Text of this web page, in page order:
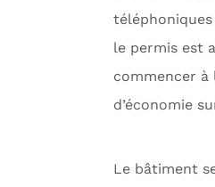
téléphoniques
le permis est
commencer à
d’économie
Le bâtiment